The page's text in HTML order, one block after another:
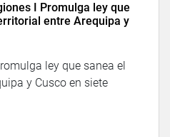
I Promulga ley que
entre Arequipa y
ley que sanea el
y Cusco en siete